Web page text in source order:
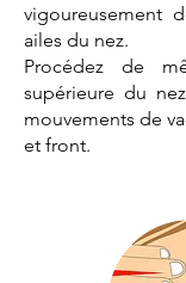
vigoureusement
ailes du nez.
Procédez de
supérieure du
mouvements de
et front.